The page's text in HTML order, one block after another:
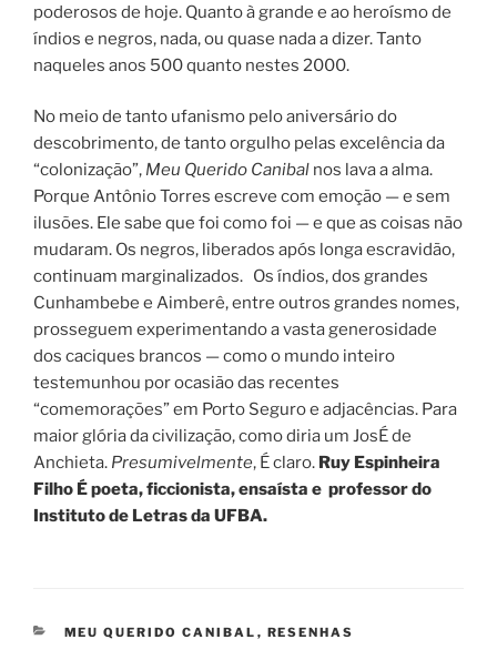
poderosos de hoje. Quanto à grande e ao heroísmo de
índios e negros, nada, ou quase nada a dizer. Tanto
naqueles anos 500 quanto nestes 2000.
No meio de tanto ufanismo pelo aniversário do
descobrimento, de tanto orgulho pelas excelência da
“colonização”, Meu Querido Canibal nos lava a alma.
Porque Antônio Torres escreve com emoção — e sem
ilusões. Ele sabe que foi como foi — e que as coisas não
mudaram. Os negros, liberados após longa escravidão,
continuam marginalizados. Os índios, dos grandes
Cunhambebe e Aimberê, entre outros grandes nomes,
prosseguem experimentando a vasta generosidade
dos caciques brancos — como o mundo inteiro
testemunhou por ocasião das recentes
“comemorações” em Porto Seguro e adjacências. Para
maior glória da civilização, como diria um JosÉ de
Anchieta. Presumivelmente, É claro. Ruy Espinheira
Filho É poeta, ficcionista, ensaísta e professor do
Instituto de Letras da UFBA.
CATEGORIAS
MEU QUERIDO CANIBAL , RESENHAS